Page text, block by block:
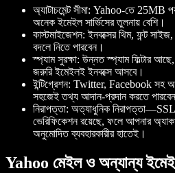
অ্যাটাচমেন্ট সীমা: Yahoo-তে 25MB
অনেক ইমেইল সার্ভিসের তুলনায় বেশি।
কাস্টমাইজেশন: ইনবক্সের থিম, ফন্ট
বদলে নিতে পারবেন।
স্প্যাম সুরক্ষা: উন্নত স্প্যাম ফিল্টার
জরুরি ইমেইলই ইনবক্সে আসবে।
ইন্টিগ্রেশন: Twitter, Facebook সহ
সহজেই তথ্য আদান-প্রদান করতে
নিরাপত্তা: অত্যাধুনিক
ভেরিফিকেশন রয়েছে, ফলে আপনার
অনুমোদিত ব্যবহারকারীর হাতেই।
Yahoo মেইল ও অন্যান্য